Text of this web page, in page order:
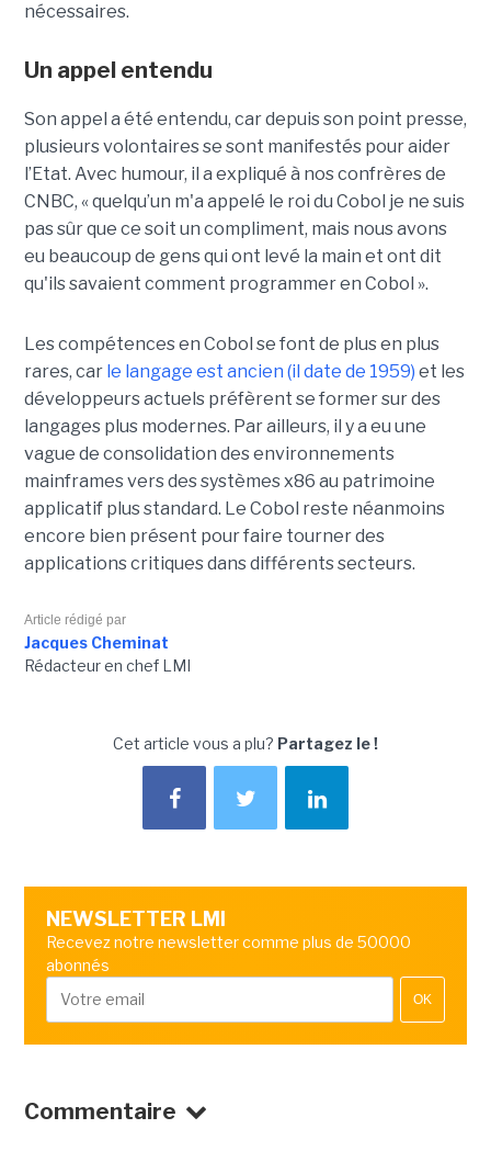
nécessaires.
Un appel entendu
Son appel a été entendu, car depuis son point presse,
plusieurs volontaires se sont manifestés pour aider
l’Etat. Avec humour, il a expliqué à nos confrères de
CNBC, « quelqu’un m'a appelé le roi du Cobol je ne suis
pas sûr que ce soit un compliment, mais nous avons
eu beaucoup de gens qui ont levé la main et ont dit
qu'ils savaient comment programmer en Cobol ».
Les compétences en Cobol se font de plus en plus
rares, car le langage est ancien (il date de 1959) et les
développeurs actuels préfèrent se former sur des
langages plus modernes. Par ailleurs, il y a eu une
vague de consolidation des environnements
mainframes vers des systèmes x86 au patrimoine
applicatif plus standard. Le Cobol reste néanmoins
encore bien présent pour faire tourner des
applications critiques dans différents secteurs.
Article rédigé par
Jacques Cheminat
Rédacteur en chef LMI
Cet article vous a plu? Partagez le !
NEWSLETTER LMI
Recevez notre newsletter comme plus de 50000
abonnés
OK
Commentaire